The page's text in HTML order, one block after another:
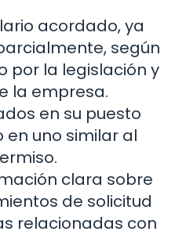
acordado, ya
según
por la legislación y
la empresa.
en su puesto
uno similar al
clara sobre
de solicitud
relacionadas con